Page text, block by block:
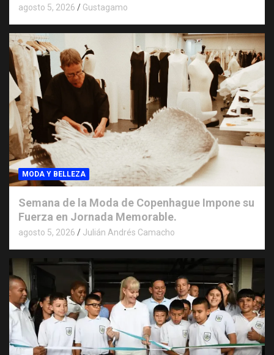
agosto 5, 2026 Gustagamo
MODA Y BELLEZA
Semana de la Moda de Copenhague Impone su
Fuerza en Jornada Memorable.
agosto 5, 2026 Julián Andrés Camacho